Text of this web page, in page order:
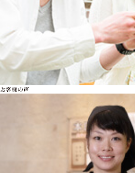
お客様の声